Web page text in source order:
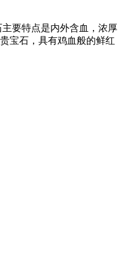
要特点是内外含血，浓厚
宝石，具有鸡血般的鲜红